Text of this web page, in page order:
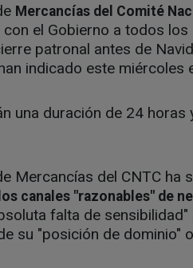
Mercancías del Comité
con el Gobierno a todos
patronal antes de
indicado este miércoles
una duración de 24
Mercancías del CNTC ha
canales "razonables" de
falta de
su "posición de dominio"